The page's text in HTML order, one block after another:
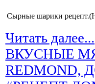
Сырные шарики
Читать далее...
ВКУСНЫЕ